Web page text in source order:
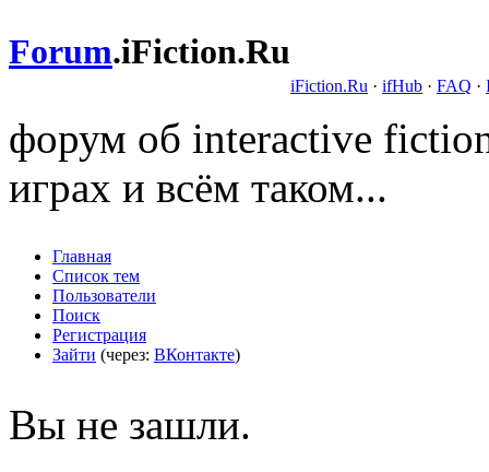
Forum.iFiction.Ru
iFiction.Ru · ifHub · FAQ ·
форум об interactive
играх и всём таком...
Главная
Список тем
Пользователи
Поиск
Регистрация
Зайти (через: ВКонтакте)
Вы не зашли.